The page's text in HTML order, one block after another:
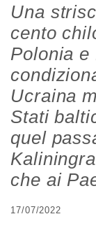
Una
cento
Polonia
Ucraina
Stati
quel
che ai
17/07/2022